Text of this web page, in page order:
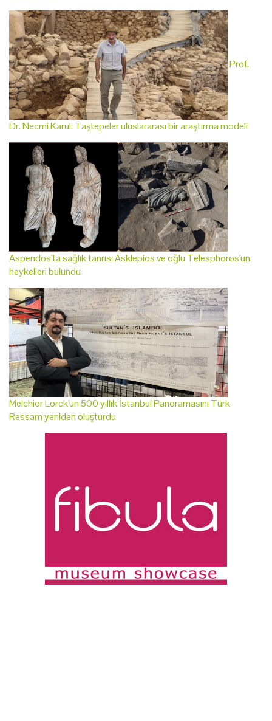
Prof.
Dr. Necmi Karul: Taştepeler uluslararası bir araştırma modeli
Aspendos'ta sağlık tanrısı Asklepios ve oğlu Telesphoros'un
heykelleri bulundu
Melchior Lorck'un 500 yıllık İstanbul Panoramasını Türk
Ressam yeniden oluşturdu